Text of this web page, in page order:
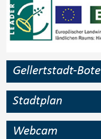
Gellertstadt-Bote
Stadtplan
Webcam